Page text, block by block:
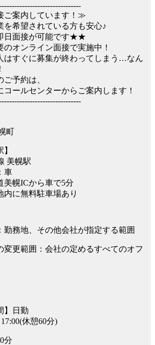
ご案内しています！≫
を希望されている方も安心♪
日面接が可能です★★
のオンライン面接で実施中！
はすぐに募集が終わってしまう…なん
ご予約は、
コールセンターからご案内します！
町
美幌駅
車
幌ICから車で5分
に無料駐車場あり
勤務地、その他会社が指定する範囲
変更範囲：会社の定めるすべてのオフ
】日勤
休憩60分)
分